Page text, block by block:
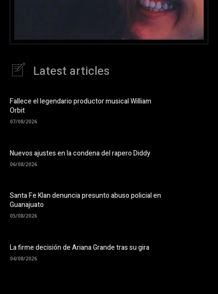
Latest articles
Fallece el legendario productor musical William
Orbit
07/08/2026
Nuevos ajustes en la condena del rapero Diddy
06/08/2026
Santa Fe Klan denuncia presunto abuso policial en
Guanajuato
05/08/2026
La firme decisión de Ariana Grande tras su gira
04/08/2026